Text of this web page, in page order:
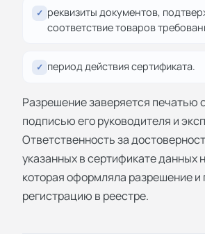
✓ реквизиты документов,
соответствие товаров
✓ период действия сертификата.
Разрешение заверяется печатью
подписью его руководителя и
Ответственность за
указанных в сертификате данных
которая оформляла разрешение и
регистрацию в реестре.